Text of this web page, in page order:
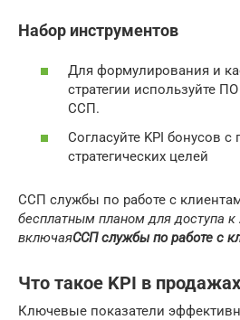
Набор инструментов
Для формулирования и
стратегии используйте
ССП.
Согласуйте KPI бонусов
стратегических целей
ССП службы по работе с
бесплатным планом для доступа к
включаяССП службы по работе с
Что такое KPI в продажах
Ключевые показатели